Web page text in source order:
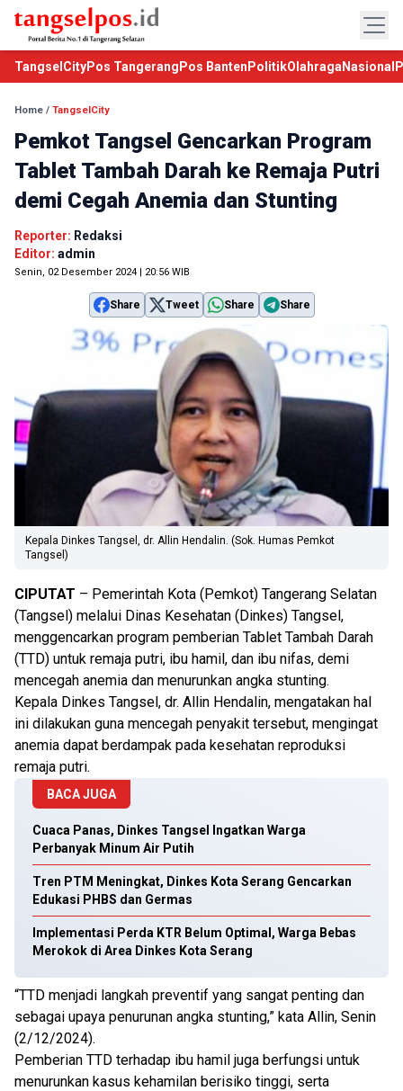
TangselCityPos Tangerang Pos Banten PolitikOlahraga Nasional
Home / TangselCity
Pemkot Tangsel Gencarkan Program
Tablet Tambah Darah ke Remaja Putri
demi Cegah Anemia dan Stunting
Reporter: Redaksi
Editor: admin
Senin, 02 Desember 2024 | 20:56 WIB
Share Tweet Share Share
Kepala Dinkes Tangsel, dr. Allin Hendalin. (Sok. Humas Pemkot
Tangsel)
CIPUTAT – Pemerintah Kota (Pemkot) Tangerang Selatan
(Tangsel) melalui Dinas Kesehatan (Dinkes) Tangsel,
menggencarkan program pemberian Tablet Tambah Darah
(TTD) untuk remaja putri, ibu hamil, dan ibu nifas, demi
mencegah anemia dan menurunkan angka stunting.
Kepala Dinkes Tangsel, dr. Allin Hendalin, mengatakan hal
ini dilakukan guna mencegah penyakit tersebut, mengingat
anemia dapat berdampak pada kesehatan reproduksi
remaja putri.
BACA JUGA
Cuaca Panas, Dinkes Tangsel Ingatkan Warga
Perbanyak Minum Air Putih
Tren PTM Meningkat, Dinkes Kota Serang Gencarkan
Edukasi PHBS dan Germas
Implementasi Perda KTR Belum Optimal, Warga Bebas
Merokok di Area Dinkes Kota Serang
“TTD menjadi langkah preventif yang sangat penting dan
sebagai upaya penurunan angka stunting,” kata Allin, Senin
(2/12/2024).
Pemberian TTD terhadap ibu hamil juga berfungsi untuk
menurunkan kasus kehamilan berisiko tinggi, serta